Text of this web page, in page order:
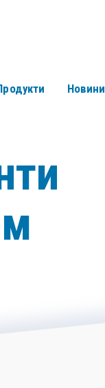
Новини